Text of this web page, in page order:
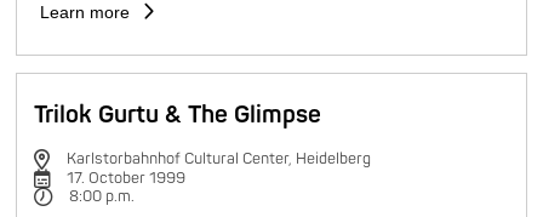
Learn more
Trilok Gurtu & The Glimpse
Karlstorbahnhof Cultural Center, Heidelberg
17. October 1999
8:00 p.m.